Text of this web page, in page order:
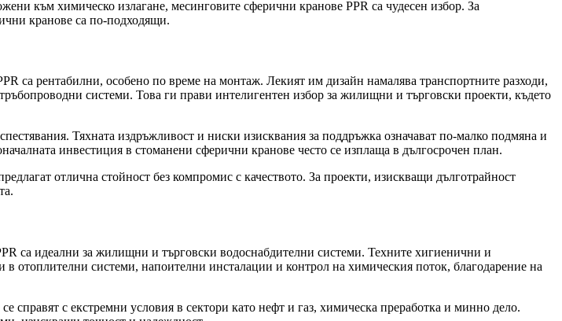
към химическо излагане, месинговите сферични кранове PPR са чудесен избор. За
кранове са по-подходящи.
са рентабилни, особено по време на монтаж. Лекият им дизайн намалява транспортните разходи,
системи. Това ги прави интелигентен избор за жилищни и търговски проекти, където
Тяхната издръжливост и ниски изисквания за поддръжка означават по-малко подмяна и
инвестиция в стоманени сферични кранове често се изплаща в дългосрочен план.
отлична стойност без компромис с качеството. За проекти, изискващи дълготрайност
са идеални за жилищни и търговски водоснабдителни системи. Техните хигиенични и
отоплителни системи, напоителни инсталации и контрол на химическия поток, благодарение на
с екстремни условия в сектори като нефт и газ, химическа преработка и минно дело.